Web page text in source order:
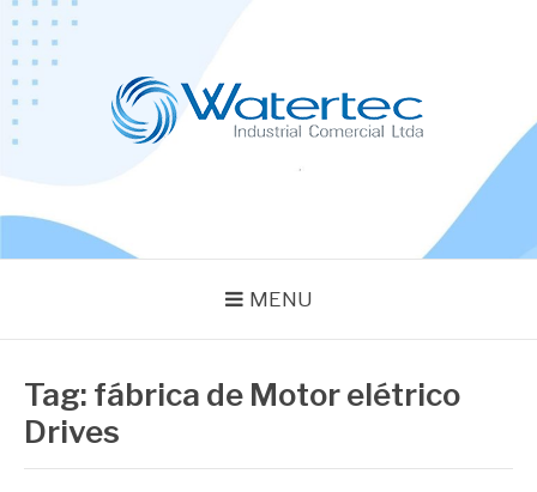
Pular
para
conteúdo
MENU
Tag: fábrica de Motor elétrico
Drives